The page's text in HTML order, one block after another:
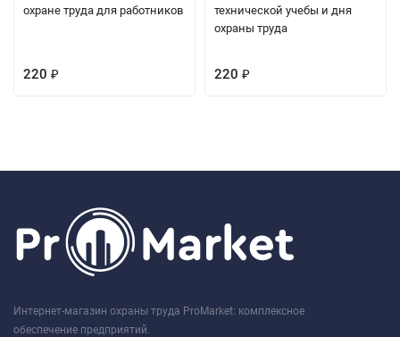
охране труда для работников
220 ₽
технической учебы и дня
охраны труда
220 ₽
Интернет-магазин охраны труда ProMarket: комплексное
обеспечение предприятий.